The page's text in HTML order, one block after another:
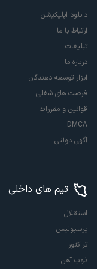
دانلود اپلیکیشن
ارتباط با ما
تبلیغات
درباره ما
ابزار توسعه دهندگان
فرصت های شغلی
قوانین و مقررات
DMCA
آگهی دولتی
تیم های داخلی
استقلال
پرسپولیس
تراکتور
ذوب آهن